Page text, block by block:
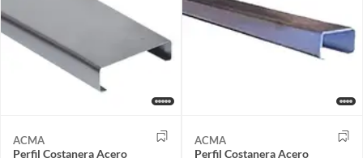
ACMA
Perfil Costanera Acero
ACMA
Perfil Costanera Acero